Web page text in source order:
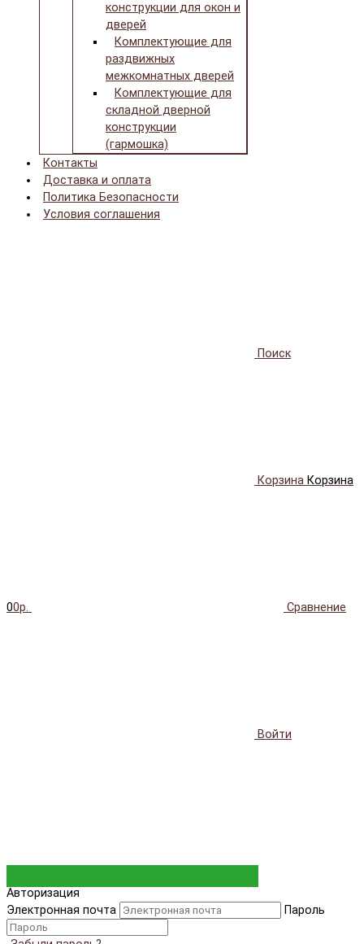
конструкции для окон и
дверей
Комплектующие для
раздвижных
межкомнатных дверей
Комплектующие для
складной дверной
конструкции
(гармошка)
Контакты
Доставка и оплата
Политика Безопасности
Условия соглашения
Поиск
Корзина Корзина
00р. Сравнение
Войти
Авторизация
Электронная почта
Пароль